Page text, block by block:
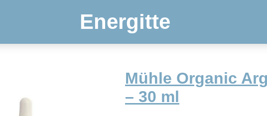
Energitte
Mühle Organic
– 30 ml